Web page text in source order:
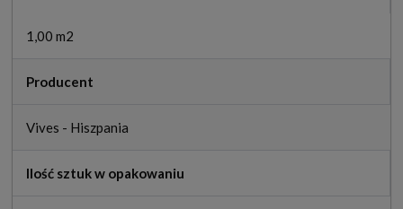
1,00 m2
Producent
Vives - Hiszpania
Ilość sztuk w opakowaniu